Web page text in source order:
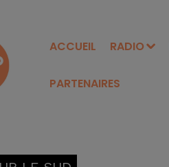
ACCUEIL RADIO
PARTENAIRES